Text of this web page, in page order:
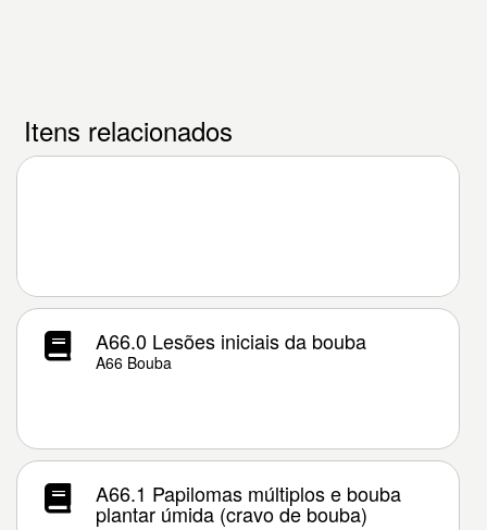
Itens relacionados
A66.0 Lesões iniciais da bouba
A66 Bouba
A66.1 Papilomas múltiplos e bouba
plantar úmida (cravo de bouba)